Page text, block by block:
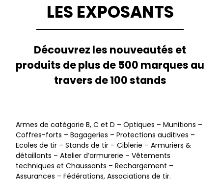
LES EXPOSANTS
Découvrez les nouveautés et
produits de plus de 500 marques au
travers de 100 stands
Armes de catégorie B, C et D – Optiques – Munitions –
Coffres-forts – Bagageries – Protections auditives –
Ecoles de tir – Stands de tir – Ciblerie – Armuriers &
détaillants – Atelier d’armurerie – Vêtements
techniques et Chaussants – Rechargement –
Assurances – Fédérations, Associations de tir.